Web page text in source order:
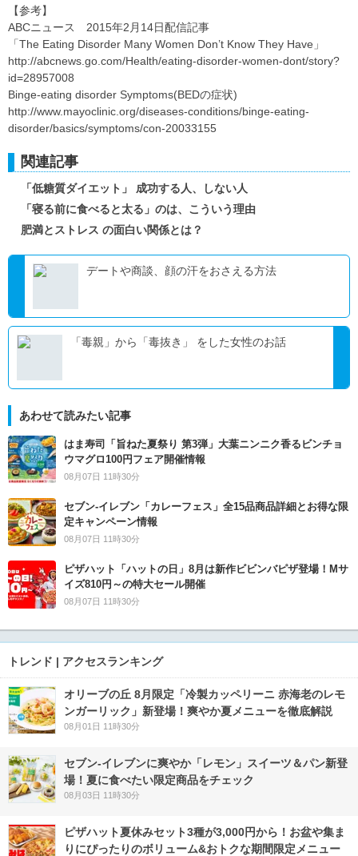
【参考】
ABCニュース 2015年2月14日配信記事
「The Eating Disorder Many Women Don’t Know They Have」
http://abcnews.go.com/Health/eating-disorder-women-dont/story?
id=28957008
Binge-eating disorder Symptoms(BEDの症状)
http://www.mayoclinic.org/diseases-conditions/binge-eating-
disorder/basics/symptoms/con-20033155
関連記事
「低糖質ダイエット」 成功する人、しない人
「寝る前に食べると太る」のは、こういう理由
肥満とストレス の面白い関係とは？
デートや商談、顔の汗をおさえる方法
「毒親」から「毒抜き」 をした女性のお話
あわせて読みたい記事
はま寿司「旨ねた夏祭り 第3弾」大葉ニンニク香るビンチョ
ウマグロ100円フェア開催情報
08月07日 11時30分
セブン‐イレブン「カレーフェス」全15品商品詳細とお得な限
定キャンペーン情報
08月07日 11時30分
ピザハット「ハットの日」8月は新作ビビンバピザ登場！Mサ
イズ810円～の特大セール開催
08月07日 11時30分
トレンド | アクセスランキング
オリーブの丘 8月限定「冷製カッペリーニ 赤海老のレモ
ンガーリック」新登場！爽やか夏メニューを徹底解説
08月01日 11時30分
セブン‐イレブンに爽やか「レモン」スイーツ＆パン新登
場！夏に食べたい限定商品をチェック
08月03日 11時30分
ピザハット夏休みセット3種が3,000円から！お盆や集ま
りにぴったりのボリューム&おトクな期間限定メニュー